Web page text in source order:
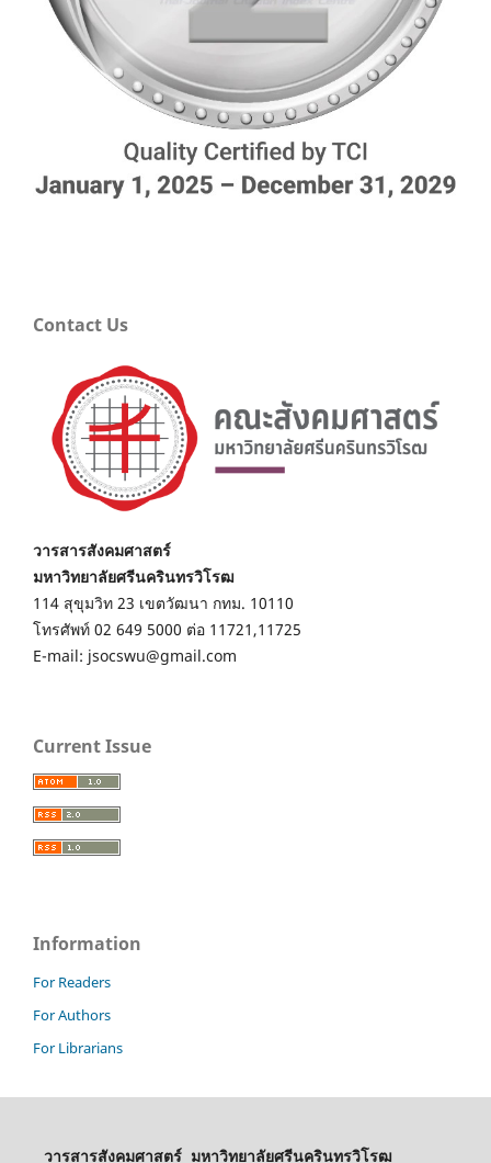
Contact Us
วารสารสังคมศาสตร์
มหาวิทยาลัยศรีนครินทรวิโรฒ
114 สุขุมวิท 23 เขตวัฒนา กทม. 10110
โทรศัพท์ 02 649 5000 ต่อ 11721,11725
E-mail: jsocswu@gmail.com
Current Issue
Information
For Readers
For Authors
For Librarians
วารสารสังคมศาสตร์ มหาวิทยาลัยศรีนครินทรวิโรฒ